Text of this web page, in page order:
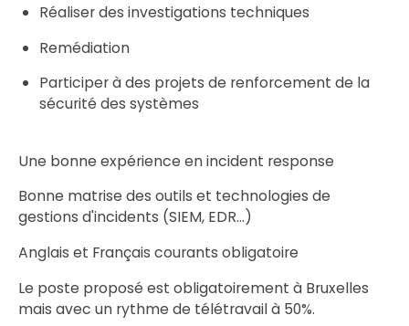
Réaliser des investigations techniques
Remédiation
Participer à des projets de renforcement de la
sécurité des systèmes
Une bonne expérience en incident response
Bonne matrise des outils et technologies de
gestions d'incidents (SIEM, EDR...)
Anglais et Français courants obligatoire
Le poste proposé est obligatoirement à Bruxelles
mais avec un rythme de télétravail à 50%.